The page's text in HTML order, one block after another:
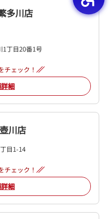
多川店
1丁目20番1号
チェック！
細
川店
目1-14
チェック！
細